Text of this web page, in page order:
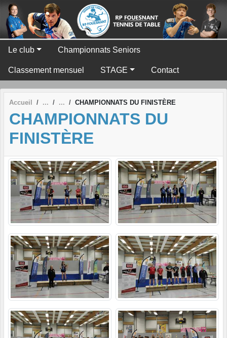
Le club Championnats Seniors
Classement mensuel STAGE Contact
Accueil CHAMPIONNATS DU FINISTÈRE
CHAMPIONNATS DU
FINISTÈRE
Panneau de gestion des cookies